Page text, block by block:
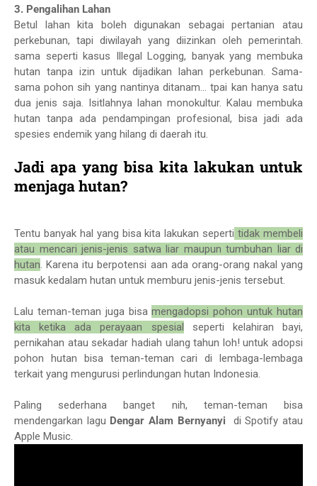
3. Pengalihan Lahan
Betul lahan kita boleh digunakan sebagai pertanian atau
perkebunan, tapi diwilayah yang diizinkan oleh pemerintah.
sama seperti kasus Illegal Logging, banyak yang membuka
hutan tanpa izin untuk dijadikan lahan perkebunan. Sama-
sama pohon sih yang nantinya ditanam... tpai kan hanya satu
dua jenis saja. Isitlahnya lahan monokultur. Kalau membuka
hutan tanpa ada pendampingan profesional, bisa jadi ada
spesies endemik yang hilang di daerah itu.
Jadi apa yang bisa kita lakukan untuk
menjaga hutan?
Tentu banyak hal yang bisa kita lakukan seperti tidak membeli
atau mencari jenis-jenis satwa liar maupun tumbuhan liar di
hutan. Karena itu berpotensi aan ada orang-orang nakal yang
masuk kedalam hutan untuk memburu jenis-jenis tersebut.
Lalu teman-teman juga bisamengadopsi pohon untuk hutan
kita ketika ada perayaan spesial seperti kelahiran bayi,
pernikahan atau sekadar hadiah ulang tahun loh! untuk adopsi
pohon hutan bisa teman-teman cari di lembaga-lembaga
terkait yang mengurusi perlindungan hutan Indonesia.
Paling sederhana banget nih, teman-teman bisa
mendengarkan lagu Dengar Alam Bernyanyi
di Spotify atau
Apple Music.